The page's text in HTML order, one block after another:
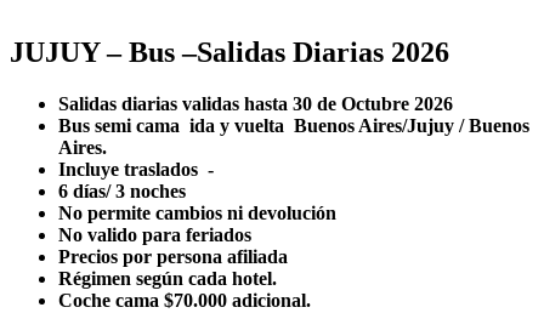
JUJUY – Bus –Salidas Diarias 2026
Salidas diarias validas hasta 30 de Octubre 2026
Bus semi cama ida y vuelta Buenos Aires/Jujuy / Buenos
Aires.
Incluye traslados -
6 días/ 3 noches
No permite cambios ni devolución
No valido para feriados
Precios por persona afiliada
Régimen según cada hotel.
Coche cama $70.000 adicional. ​